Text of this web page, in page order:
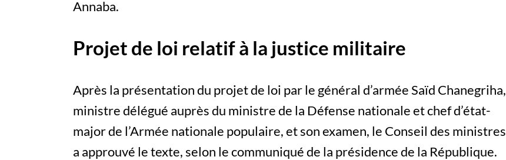
Annaba.
Projet de loi relatif à la justice militaire
Après la présentation du projet de loi par le général d’armée Saïd Chanegriha,
ministre délégué auprès du ministre de la Défense nationale et chef d’état-
major de l’Armée nationale populaire, et son examen, le Conseil des ministres
a approuvé le texte, selon le communiqué de la présidence de la République.